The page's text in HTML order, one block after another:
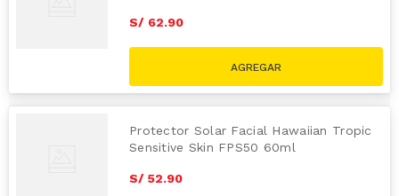
S/ 62.90
Protector Solar Facial Hawaiian Tropic
Sensitive Skin FPS50 60ml
S/ 52.90